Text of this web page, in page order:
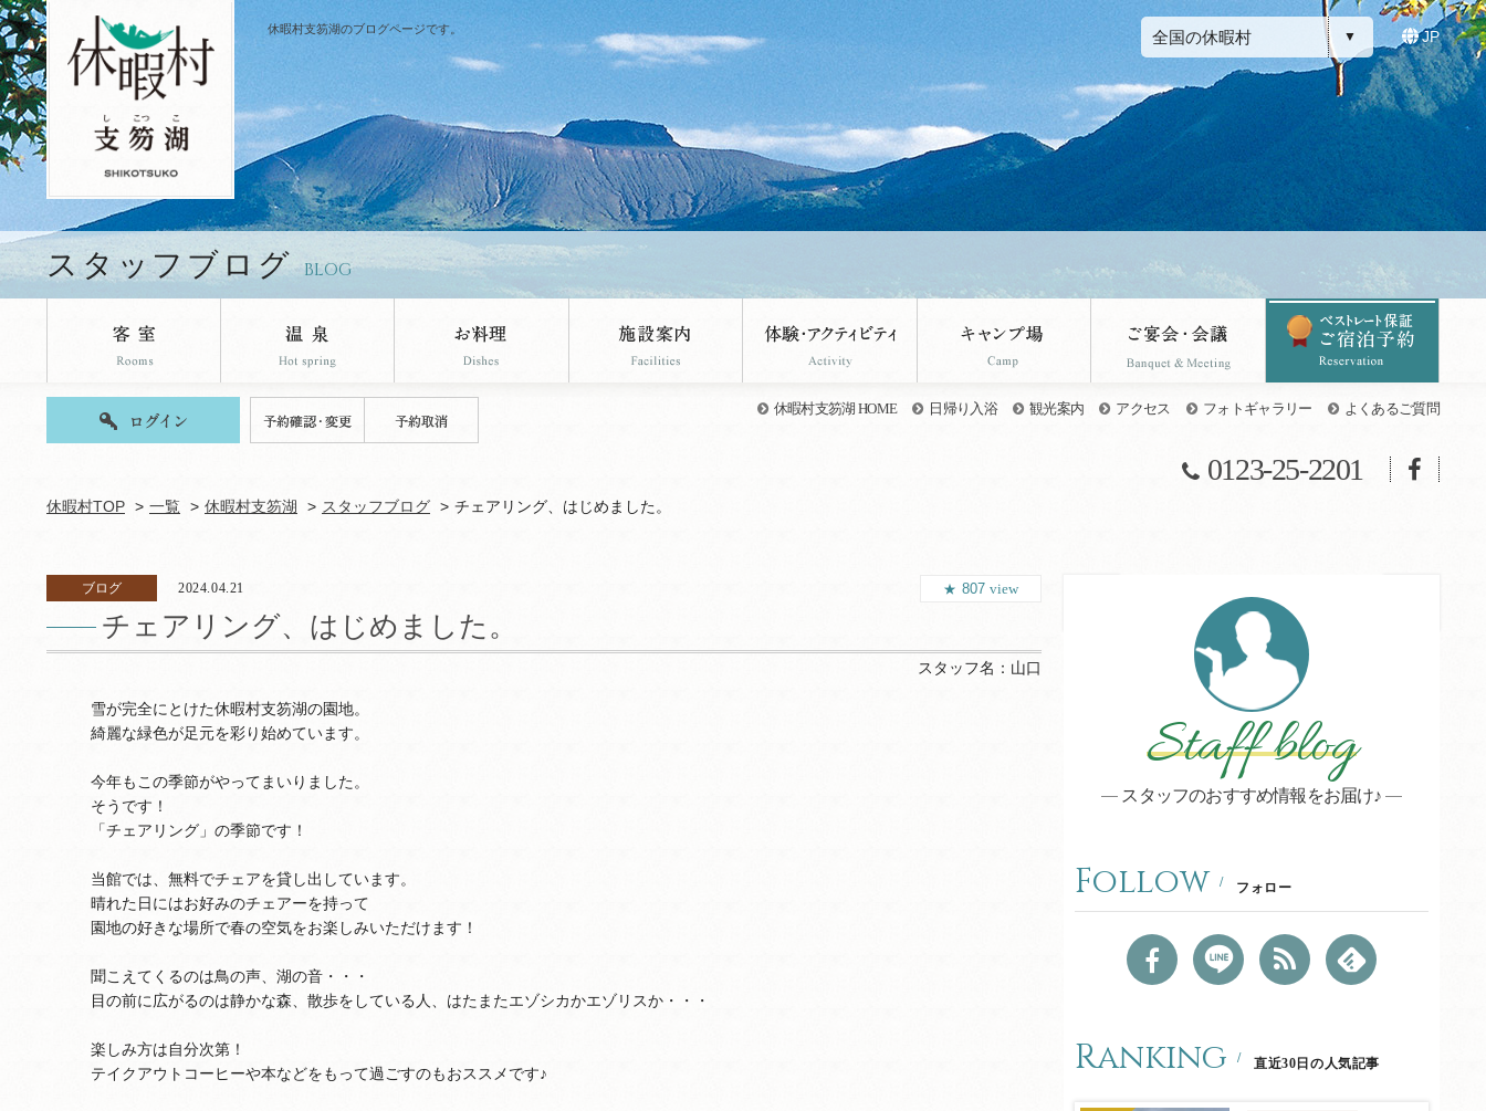
休暇村支笏湖のブログページです。 全国の休暇村 JP
スタッフブログ BLOG
休暇村支笏湖 HOME 日帰り入浴 観光案内 アクセス フォトギャラリー よくあるご質問
0123-25-2201
休暇村TOP 一覧 休暇村支笏湖 スタッフブログ チェアリング、はじめました。
ブログ 2024.04.21
チェアリング、はじめました。
807 view
スタッフ名： 山口
雪が完全にとけた休暇村支笏湖の園地。
綺麗な緑色が足元を彩り始めています。
今年もこの季節がやってまいりました。
そうです！
「チェアリング」の季節です！
当館では、無料でチェアを貸し出しています。
晴れた日にはお好みのチェアーを持って
園地の好きな場所で春の空気をお楽しみいただけます！
聞こえてくるのは鳥の声、湖の音・・・
目の前に広がるのは静かな森、散歩をしている人、はたまたエゾシカかエゾリスか・・・
楽しみ方は自分次第！
テイクアウトコーヒーや本などをもって過ごすのもおススメです♪
Staff blog
スタッフのおすすめ情報をお届け♪
Follow フォロー
Ranking 直近30日の人気記事